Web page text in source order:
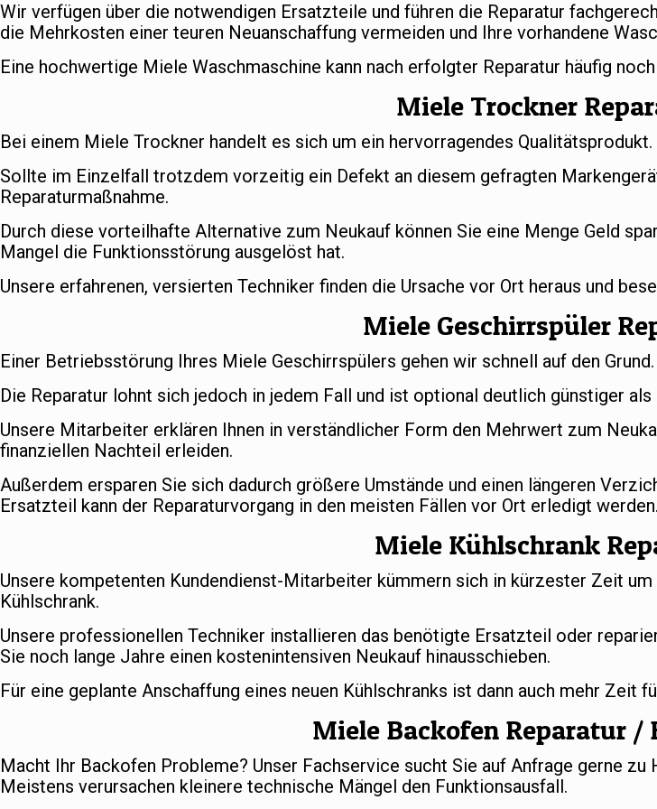
Wir verfügen über die notwendigen Ersatzteile und führen die Reparatur
die Mehrkosten einer teuren Neuanschaffung vermeiden und Ihre vorhandene
Eine hochwertige Miele Waschmaschine kann nach erfolgter Reparatur häufig
Miele Trockner
Bei einem Miele Trockner handelt es sich um ein hervorragendes Qualitätsprodukt.
Sollte im Einzelfall trotzdem vorzeitig ein Defekt an diesem gefragten
Reparaturmaßnahme.
Durch diese vorteilhafte Alternative zum Neukauf können Sie eine Menge Geld
Mangel die Funktionsstörung ausgelöst hat.
Unsere erfahrenen, versierten Techniker finden die Ursache vor Ort heraus und
Miele Geschirrspüler
Einer Betriebsstörung Ihres Miele Geschirrspülers gehen wir schnell auf den Grund.
Die Reparatur lohnt sich jedoch in jedem Fall und ist optional deutlich günstiger als
Unsere Mitarbeiter erklären Ihnen in verständlicher Form den Mehrwert zum
finanziellen Nachteil erleiden.
Außerdem ersparen Sie sich dadurch größere Umstände und einen längeren
Ersatzteil kann der Reparaturvorgang in den meisten Fällen vor Ort erledigt werden.
Miele Kühlschrank
Unsere kompetenten Kundendienst-Mitarbeiter kümmern sich in kürzester Zeit
Kühlschrank.
Unsere professionellen Techniker installieren das benötigte Ersatzteil oder
Sie noch lange Jahre einen kostenintensiven Neukauf hinausschieben.
Für eine geplante Anschaffung eines neuen Kühlschranks ist dann auch mehr Zeit
Miele Backofen Reparatur /
Macht Ihr Backofen Probleme? Unser Fachservice sucht Sie auf Anfrage gerne zu
Meistens verursachen kleinere technische Mängel den Funktionsausfall.